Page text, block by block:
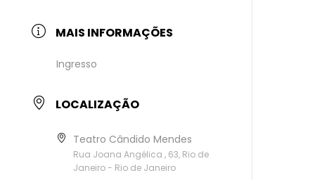
MAIS INFORMAÇÕES
Ingresso
LOCALIZAÇÃO
Teatro Cândido Mendes
Rua Joana Angélica , 63, Rio de
Janeiro - Rio de Janeiro